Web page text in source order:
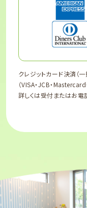
クレジットカード決済（
（VISA・JCB・
詳しくは受付またはお電